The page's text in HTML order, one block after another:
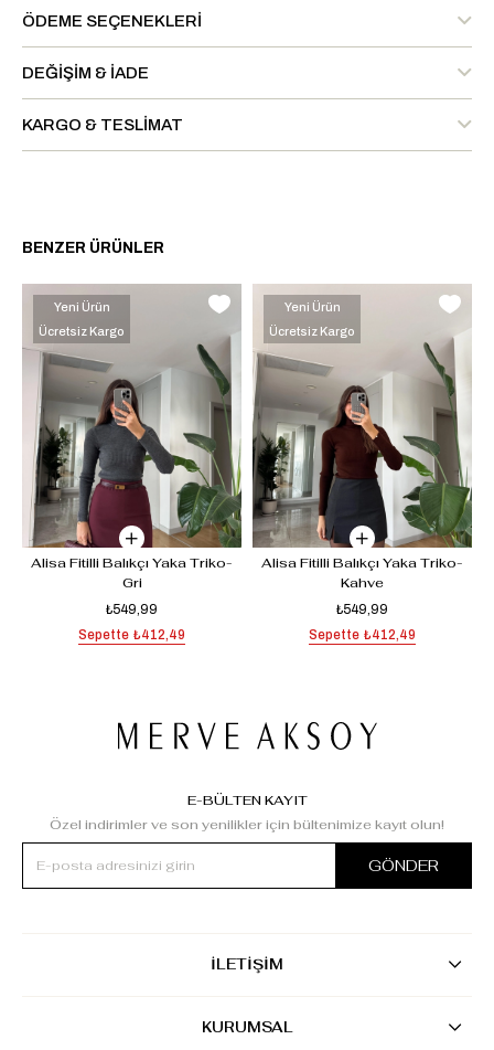
ÖDEME SEÇENEKLERI
DEĞIŞIM & İADE
KARGO & TESLIMAT
BENZER ÜRÜNLER
Alisa Fitilli Balıkçı Yaka Triko-
Gri
₺549,99
Sepette ₺412,49
Yeni Ürün
Ücretsiz Kargo
Alisa Fitilli Balıkçı Yaka Triko-
Kahve
₺549,99
Sepette ₺412,49
Yeni Ürün
Ücretsiz Kargo
E-BÜLTEN KAYIT
Özel indirimler ve son yenilikler için bültenimize kayıt olun!
GÖNDER
İLETİŞİM
KURUMSAL